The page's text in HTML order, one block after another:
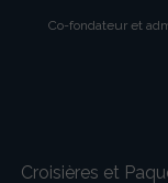
Co-fondateur et
Croisières et